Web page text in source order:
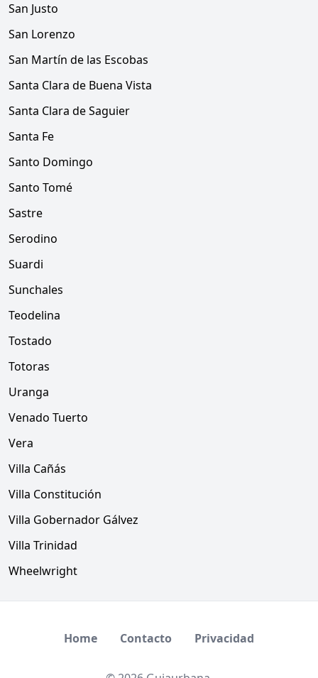
San Justo
San Lorenzo
San Martín de las Escobas
Santa Clara de Buena Vista
Santa Clara de Saguier
Santa Fe
Santo Domingo
Santo Tomé
Sastre
Serodino
Suardi
Sunchales
Teodelina
Tostado
Totoras
Uranga
Venado Tuerto
Vera
Villa Cañás
Villa Constitución
Villa Gobernador Gálvez
Villa Trinidad
Wheelwright
Home Contacto Privacidad